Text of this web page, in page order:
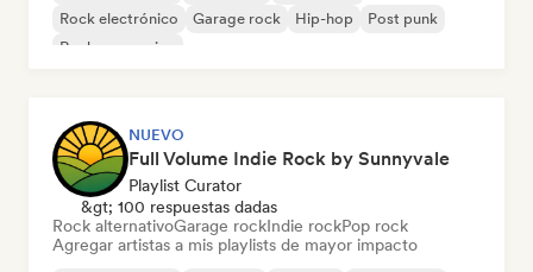
Rock electrónico
Garage rock Hip-hop
Post punk
Rock progresivo
NUEVO
Full Volume Indie Rock by Sunnyvale
Playlist Curator
&gt; 100 respuestas dadas
Rock alternativoGarage rockIndie rockPop rock
Agregar artistas a mis playlists de mayor impacto